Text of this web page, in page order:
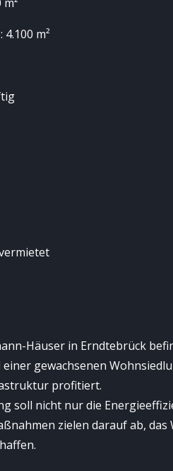
m²
Häuser in Erndtebrück
einer gewachsenen
profitiert.
soll nicht nur die
zielen darauf ab,